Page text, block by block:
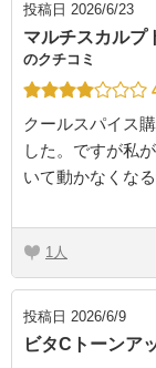
投稿日 2026/6/23
マルチスカルプ
のクチコミ
クールスパイス
した。ですが私
いて動かなくな
1
投稿日 2026/6/9
ビタCトーンア